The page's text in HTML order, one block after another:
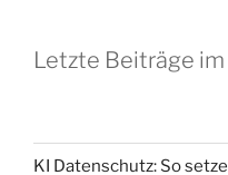
Letzte Beiträge
KI Datenschutz: So